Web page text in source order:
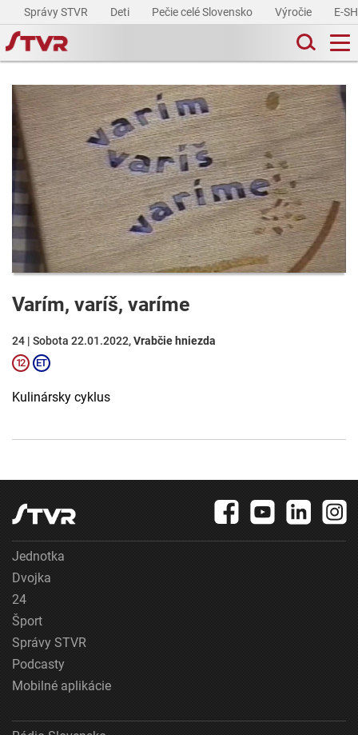
Správy STVR Deti Pečie celé Slovensko Výročie E-
Varím, varíš, varíme
24 | Sobota 22.01.2022,Vrabčie hniezda
Kulinársky cyklus
Jednotka
Dvojka
24
Šport
Správy STVR
Podcasty
Mobilné aplikácie